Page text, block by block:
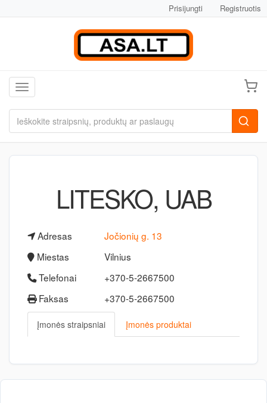
Prisijungti Registruotis
Toggle navigation
LITESKO, UAB
Adresas
Jočionių g. 13
Miestas
Vilnius
Telefonai
+370-5-2667500
Faksas
+370-5-2667500
Įmonės straipsniai Įmonės produktai